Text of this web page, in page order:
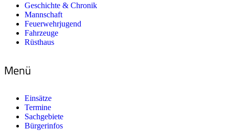
Geschichte & Chronik
Mannschaft
Feuerwehrjugend
Fahrzeuge
Rüsthaus
Menü
Einsätze
Termine
Sachgebiete
Bürgerinfos